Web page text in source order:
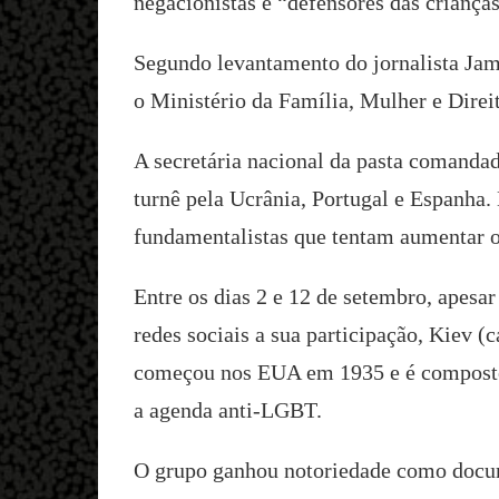
Segundo levantamento do jornalista
o Ministério da Família, Mulher e
A secretária nacional da pasta
turnê pela Ucrânia, Portugal e
fundamentalistas que tentam
Entre os dias 2 e 12 de setembro,
redes sociais a sua participação, Kiev
começou nos EUA em 1935 e é
a agenda anti-LGBT.
O grupo ganhou notoriedade como